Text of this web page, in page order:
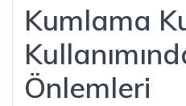
Kumlama
Önlemleri